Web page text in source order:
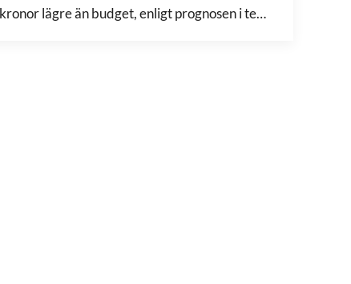
kronor lägre än budget, enligt prognosen i te…